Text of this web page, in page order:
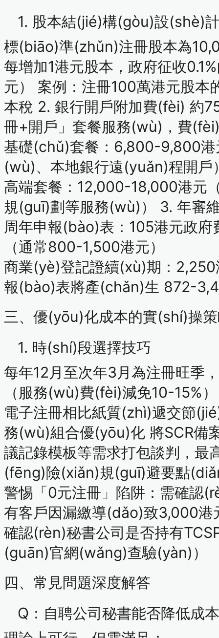
1. 股本結(jié)構(gòu)設(shè)
標(biāo)準(zhǔn)注冊股本為
每增加1港元股本，政府征收
元） 案例：注冊100萬港元股本
本稅 2. 銀行開戶附加費(fèi) 約
冊+開戶」套餐服務(wù) ，
基礎(chǔ)套餐：6,800-9,800港元
(wù)、本地銀行遠(yuǎn)程開戶
高端套餐：12,000-18,000港元
規(guī)劃等服務(wù)） 3. 年審
周年申報(bào)表 ：105港元政
（通常800-1,500港元）
商業(yè)登記證續(xù)期 ：
報(bào)表將產(chǎn)生 872-
三、優(yōu)化成本的實(shí)操
1. 時(shí)段選擇技巧
每年12月至次年3月為注冊旺季
（服務(wù)費(fèi)減免10-15%）
電子注冊相比紙質(zhì)遞交節
務(wù)組合優(yōu)化 將SCR備案
議記錄模板等需求打包談判，最
(fēng)險(xiǎn)規(guī)避要點
警惕「0元注冊」陷阱：需確認
有客戶因漏繳導(dǎo)致3,000港
確認(rèn)秘書公司是否持有
(guān)官網(wǎng)查驗(yàn)）
四、常見問題深度解答
Q：自聘公司秘書能否降低成